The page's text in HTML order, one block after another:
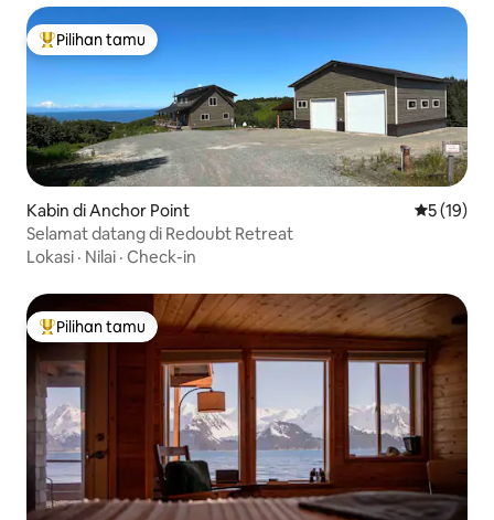
Pilihan tamu terpopuler
Pilihan tamu
Kabin di Anchor Point Nilai rata-
5 (19)
Selamat datang di Redoubt Retreat
Lokasi · Nilai · Check-in
Pilihan tamu terpopuler
Pilihan tamu